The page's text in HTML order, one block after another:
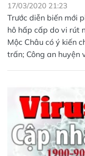
17/03/2020 21:23
Trước diễn biến mới
hô hấp cấp do vi rút
Mộc Châu có ý kiến
trấn; Công an huyện